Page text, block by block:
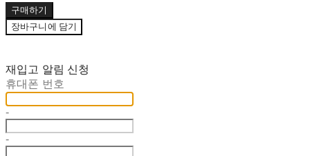
구매하기
장바구니에 담기
재입고 알림 신청
휴대폰 번호
-
-